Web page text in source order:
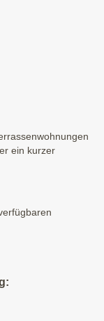
ein kurzer